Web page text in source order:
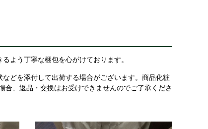
よう丁寧な梱包を心がけております。
どを添付して出荷する場合がございます。商品化粧
、返品・交換はお受けできませんのでご了承くださ